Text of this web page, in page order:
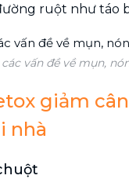
ruột như táo
vấn đề về mụn,
giảm
nhà